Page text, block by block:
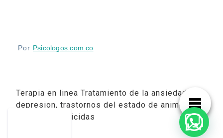
Por Psicologos.com.co
Terapia en linea Tratamiento de la ansiedad,
depresion, trastornos del estado de animo y
tendencias suicidas